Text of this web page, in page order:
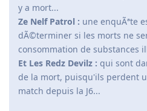
y a mort...
Ze Nelf Patrol : une enquÃªte
dÃ©terminer si les morts ne
consommation de substances
Et Les Redz Devilz : qui sont
de la mort, puisqu'ils perdent
match depuis la J6...